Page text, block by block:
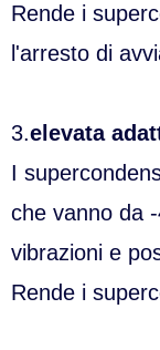
Rende i
l'arresto di
3.elevata
I
che vanno da
vibrazioni e
Rende i